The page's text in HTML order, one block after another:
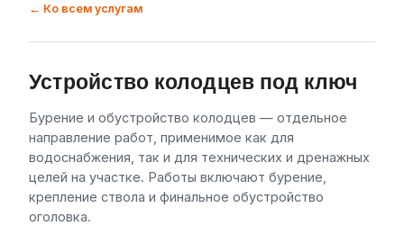
← Ко всем услугам
Устройство колодцев под ключ
Бурение и обустройство колодцев — отдельное
направление работ, применимое как для
водоснабжения, так и для технических и дренажных
целей на участке. Работы включают бурение,
крепление ствола и финальное обустройство
оголовка.